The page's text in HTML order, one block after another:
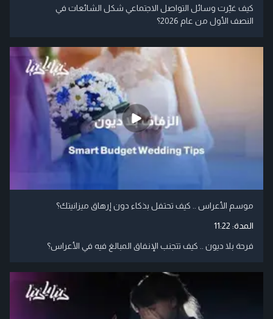
كيف غيّرت وسائل التواصل الاجتماعي شكل الشائعات في
النصف الأول من عام 2026؟
موسم الأعراس .. كيف تحتفل بذكاء دون إرهاق ميزانيتك؟
المدة: 11:22
فرحة بلا ديون .. كيف تتجنب الإنفاق المبالغ فيه في الأعراس؟